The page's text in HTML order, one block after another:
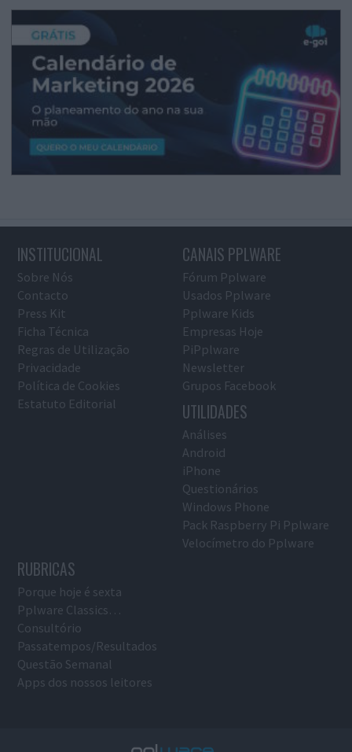
INSTITUCIONAL
Sobre Nós
Contacto
Press Kit
Ficha Técnica
Regras de Utilização
Privacidade
Política de Cookies
Estatuto Editorial
CANAIS PPLWARE
Fórum Pplware
Usados Pplware
Pplware Kids
Empresas Hoje
PiPplware
Newsletter
Grupos Facebook
UTILIDADES
Análises
Android
iPhone
Questionários
Windows Phone
Pack Raspberry Pi Pplware
Velocímetro do Pplware
RUBRICAS
Porque hoje é sexta
Pplware Classics…
Consultório
Passatempos/Resultados
Questão Semanal
Apps dos nossos leitores